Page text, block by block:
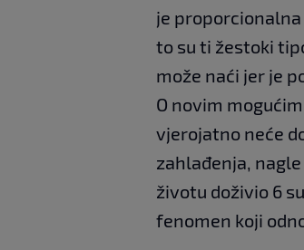
je
to su ti žestoki
može naći jer je
O novim
vjerojatno neće
zahlađenja,
životu doživio 6
fenomen koji